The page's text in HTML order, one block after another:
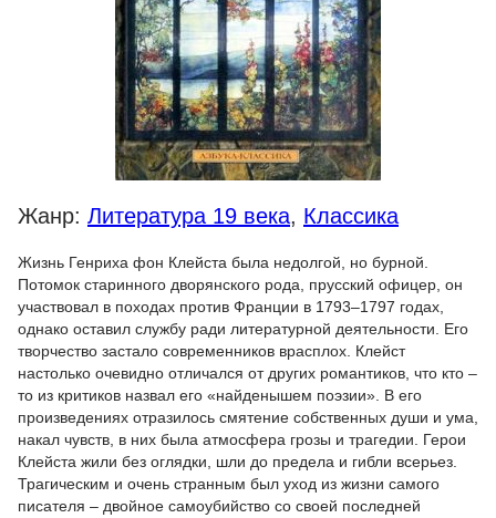
Жанр: Литература 19 века, Классика
Жизнь Генриха фон Клейста была недолгой, но бурной.
Потомок старинного дворянского рода, прусский офицер, он
участвовал в походах против Франции в 1793–1797 годах,
однако оставил службу ради литературной деятельности. Его
творчество застало современников врасплох. Клейст
настолько очевидно отличался от других романтиков, что кто –
то из критиков назвал его «найденышем поэзии». В его
произведениях отразилось смятение собственных души и ума,
накал чувств, в них была атмосфера грозы и трагедии. Герои
Клейста жили без оглядки, шли до предела и гибли всерьез.
Трагическим и очень странным был уход из жизни самого
писателя – двойное самоубийство со своей последней